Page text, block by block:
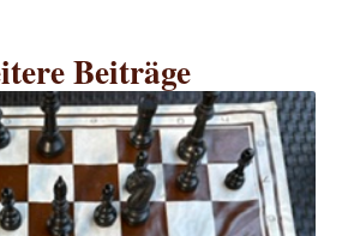
Beiträge